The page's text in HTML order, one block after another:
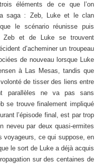
éléments de ce que l’on
saga : Zeb, Luke et le clan
le scénario réunisse puis
et de Luke se trouvent
d’acheminer un troupeau
de nouveau lorsque Luke
à Las Mesas, tandis que
de tisser des liens entre
parallèles ne va pas sans
se trouve finalement impliqué
l’épisode final, est par trop
neveu par deux quasi-ermites
voyageurs, ce qui suppose, en
le sort de Luke a déjà acquis
sur des centaines de